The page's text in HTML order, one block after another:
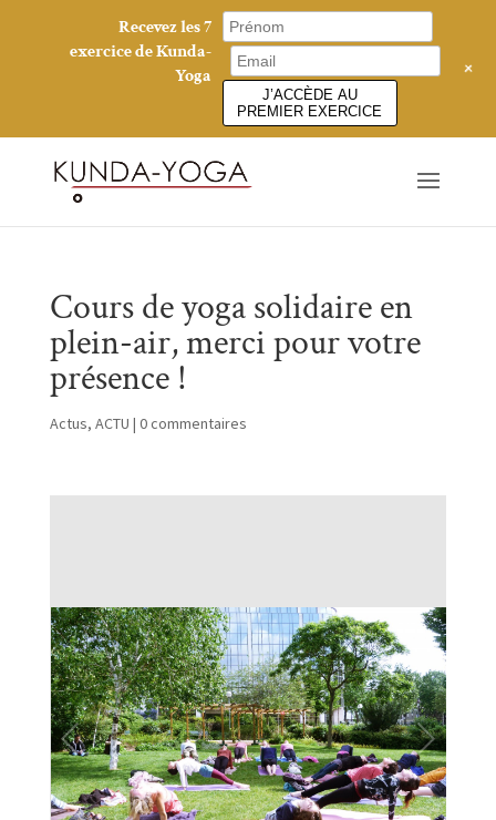
Cours de yoga solidaire en
plein-air, merci pour votre
présence !
Actus, ACTU | 0 commentaires
Recevez les 7
exercice de Kunda-
Yoga
J’ACCÈDE AU
PREMIER EXERCICE
+